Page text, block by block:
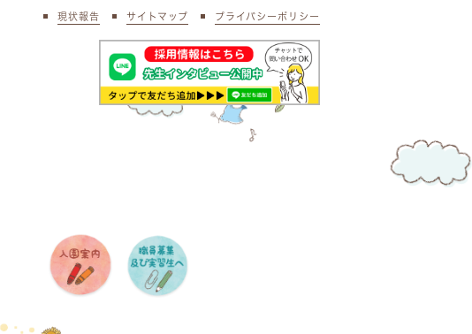
現状報告 サイトマップ プライバシーポリシー